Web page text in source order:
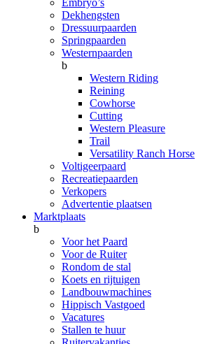
Embryo’s
Dekhengsten
Dressuurpaarden
Springpaarden
Westernpaarden
b
Western Riding
Reining
Cowhorse
Cutting
Western Pleasure
Trail
Versatility Ranch Horse
Voltigeerpaard
Recreatiepaarden
Verkopers
Advertentie plaatsen
Marktplaats
b
Voor het Paard
Voor de Ruiter
Rondom de stal
Koets en rijtuigen
Landbouwmachines
Hippisch Vastgoed
Vacatures
Stallen te huur